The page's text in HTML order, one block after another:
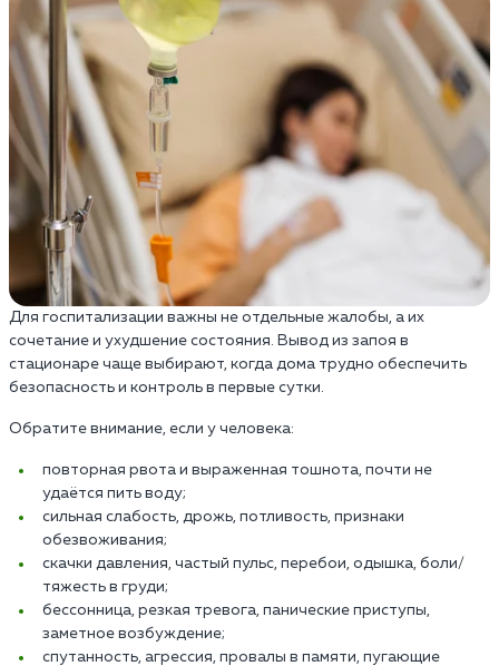
Для госпитализации важны не отдельные жалобы, а их
сочетание и ухудшение состояния. Вывод из запоя в
стационаре чаще выбирают, когда дома трудно обеспечить
безопасность и контроль в первые сутки.
Обратите внимание, если у человека:
повторная рвота и выраженная тошнота, почти не
удаётся пить воду;
сильная слабость, дрожь, потливость, признаки
обезвоживания;
скачки давления, частый пульс, перебои, одышка, боли/
тяжесть в груди;
бессонница, резкая тревога, панические приступы,
заметное возбуждение;
спутанность, агрессия, провалы в памяти, пугающие